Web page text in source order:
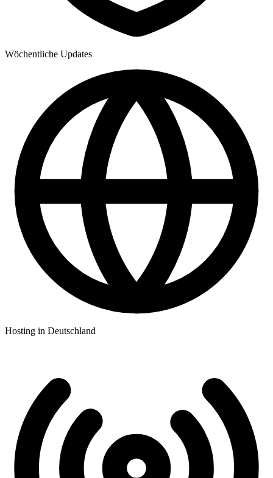
Wöchentliche Updates
Hosting in Deutschland